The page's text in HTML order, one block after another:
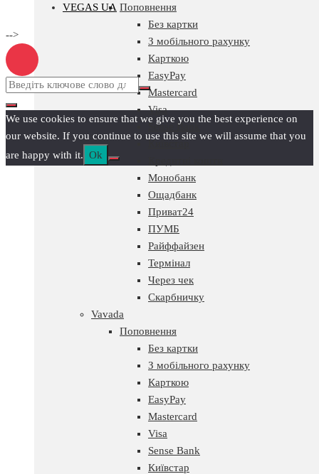
Поповнення
Без картки
З мобільного рахунку
Карткою
EasyPay
Mastercard
Visa
Sense Bank
Монобанк
Ощадбанк
Приват24
ПУМБ
Райффайзен
Термінал
Через чек
Скарбничку
Vavada
Поповнення
Без картки
З мобільного рахунку
Карткою
EasyPay
Mastercard
Visa
Sense Bank
Київстар
VEGAS UA
-->
We use cookies to ensure that we give you the best experience on
our website. If you continue to use this site we will assume that you
are happy with it. Ok